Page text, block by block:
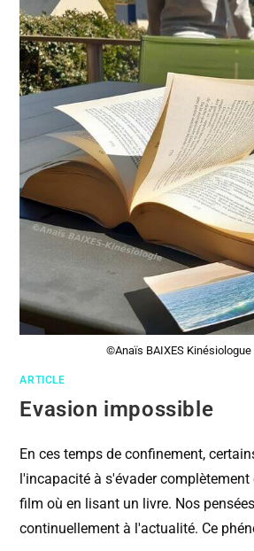
©Anaïs BAIXES Kinésiologue
ARTICLE
Evasion impossible
En ces temps de confinement,
l'incapacité à s'évader complètement
film où en lisant un livre. Nos
continuellement à l'actualité. Ce